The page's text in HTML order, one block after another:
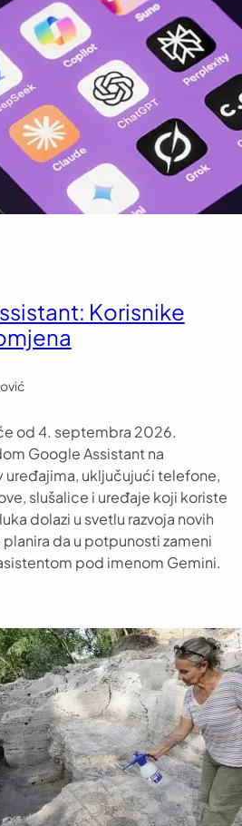
Korisnike
od 4. septembra 2026.
Google Assistant na
uključujući telefone,
slušalice i uređaje koji koriste
dolazi u svetlu razvoja novih
da u potpunosti zameni
pod imenom Gemini.